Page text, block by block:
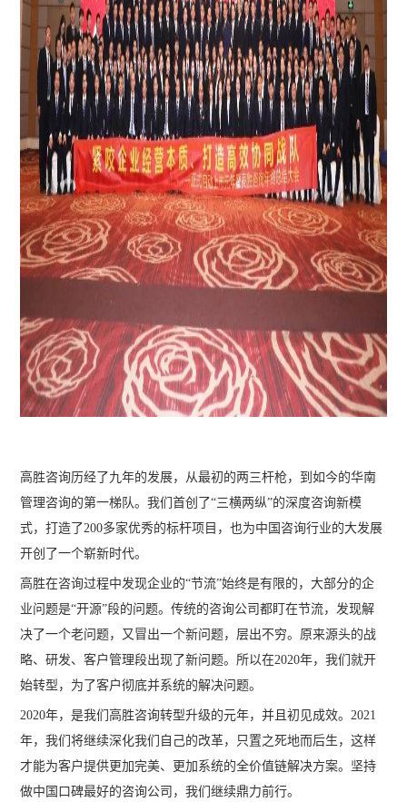
高胜咨询历经了九年的发展，从最初的两三杆枪，到如今的华南
管理咨询的第一梯队。我们首创了“三横两纵”的深度咨询新模
式，打造了200多家优秀的标杆项目，也为中国咨询行业的大发展
开创了一个崭新时代。
高胜在咨询过程中发现企业的“节流”始终是有限的，大部分的企
业问题是“开源”段的问题。传统的咨询公司都盯在节流，发现解
决了一个老问题，又冒出一个新问题，层出不穷。原来源头的战
略、研发、客户管理段出现了新问题。所以在2020年，我们就开
始转型，为了客户彻底并系统的解决问题。
2020年，是我们高胜咨询转型升级的元年，并且初见成效。2021
年，我们将继续深化我们自己的改革，只置之死地而后生，这样
才能为客户提供更加完美、更加系统的全价值链解决方案。坚持
做中国口碑最好的咨询公司，我们继续鼎力前行。